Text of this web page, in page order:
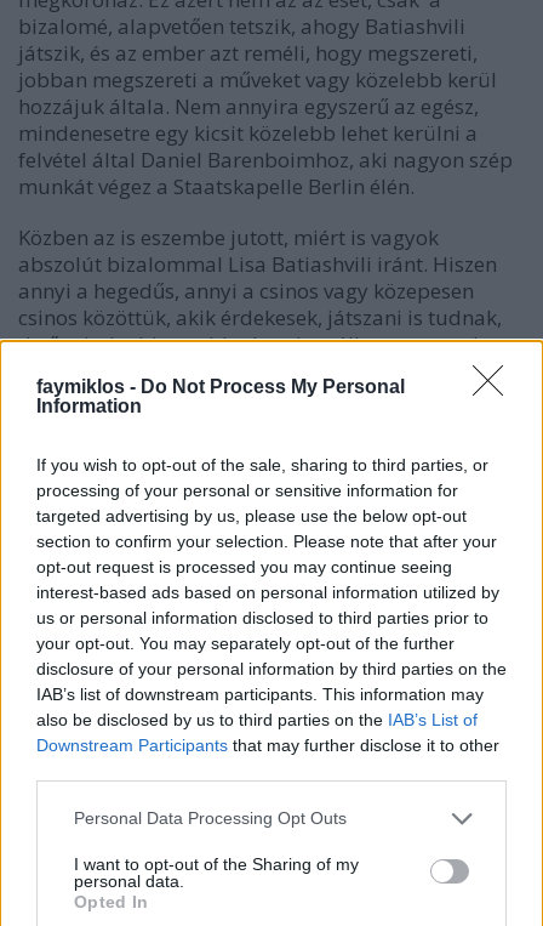
faymiklos - Do Not Process My Personal
Information
If you wish to opt-out of the sale, sharing to third parties, or
processing of your personal or sensitive information for
targeted advertising by us, please use the below opt-out
section to confirm your selection. Please note that after your
opt-out request is processed you may continue seeing
interest-based ads based on personal information utilized by
us or personal information disclosed to third parties prior to
your opt-out. You may separately opt-out of the further
disclosure of your personal information by third parties on the
IAB’s list of downstream participants. This information may
also be disclosed by us to third parties on the IAB’s List of
Downstream Participants that may further disclose it to other
Please note that this website/app uses one or more Google
not limited to your visit or usage behaviour. You may click to
grant or deny consent to Google and its third-party tags to
use your data for below specified purposes in below Google
Personal Data Processing Opt Outs
I want to opt-out of the Sharing of my
personal data.
Opted In
bizalomé, alapvetően tetszik, ahogy Batiashvili
játszik, és az ember azt reméli, hogy megszereti,
jobban megszereti a műveket vagy közelebb kerül
hozzájuk általa. Nem annyira egyszerű az egész,
mindenesetre egy kicsit közelebb lehet kerülni a
felvétel által Daniel Barenboimhoz, aki nagyon szép
munkát végez a Staatskapelle Berlin élén.
Közben az is eszembe jutott, miért is vagyok
abszolút bizalommal Lisa Batiashvili iránt. Hiszen
annyi a hegedűs, annyi a csinos vagy közepesen
csinos közöttük, akik érdekesek, játszani is tudnak,
de ő mintha biztosabb alapokon állna, nem csak
játszik, de zenél. Aztán rájöttem: az egésznek Guy
Braunstein az oka.
Ez meg egy másik, befejezetlen történet. Braunstein
nagy tehetség, szólista és kamarazenész, aki aztán
fogta magát, és néhány évre beült a Berlini
Filharmonikusokhoz, első hegedűsnek. Mindig
bírtam, mert idegen testnek látszott. Mintha A rózsa
nevéből szalajtották volna, és olyan irdatlan termetű,
egész kicsinek látszik a hegedű a kezében. Ő mondta
egyszer, valami mozgóképen, hogy sok fölkapott
hegedűs van most a világban, de Lisa, az tényleg
nagyon jó.
Guy is nagyon jó, odahagyta néhány éve a zenekart
és a biztos állást, hogy újra szólista legyen. Azóta
nem is hallottam róla, de nincs kétségem felőle: még